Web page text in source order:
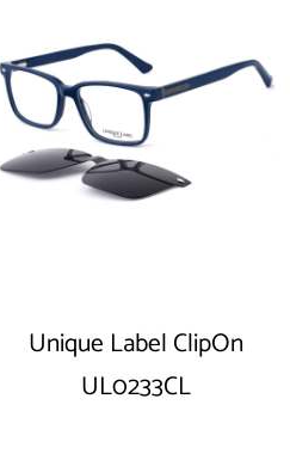
Unique Label ClipOn
UL0233CL